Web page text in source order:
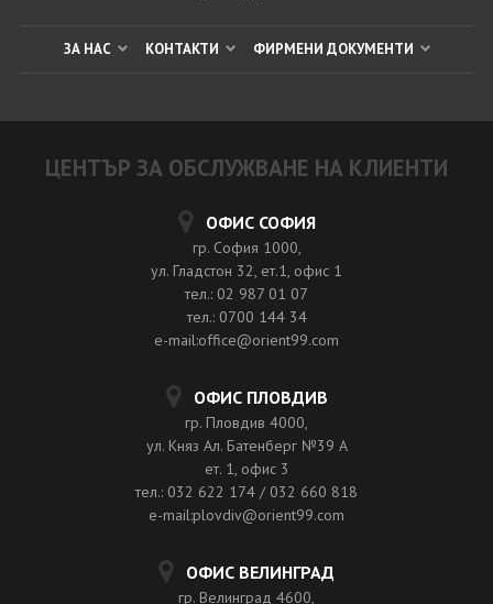
ЗА НАС КОНТАКТИ ФИРМЕНИ ДОКУМЕНТИ
ЦЕНТЪР ЗА ОБСЛУЖВАНЕ НА КЛИЕНТИ
ОФИС СОФИЯ
гр. София 1000,
ул. Гладстон 32, ет.1, офис 1
тел.: 02 987 01 07
тел.: 0700 144 34
e-mail:office@orient99.com
ОФИС ПЛОВДИВ
гр. Пловдив 4000,
ул. Княз Ал. Батенберг №39 A
ет. 1, офис 3
тел.: 032 622 174 / 032 660 818
e-mail:plovdiv@orient99.com
ОФИС ВЕЛИНГРАД
гр. Велинград 4600,